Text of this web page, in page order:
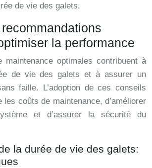
de vie des galets.
la performance
maintenance optimales contribuent à
de vie des galets et à assurer un
faille. L’adoption de ces conseils
les coûts de maintenance, d’améliorer
et d’assurer la sécurité du
la durée de vie des galets: